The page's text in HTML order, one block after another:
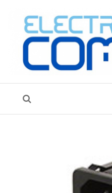
COMPEL